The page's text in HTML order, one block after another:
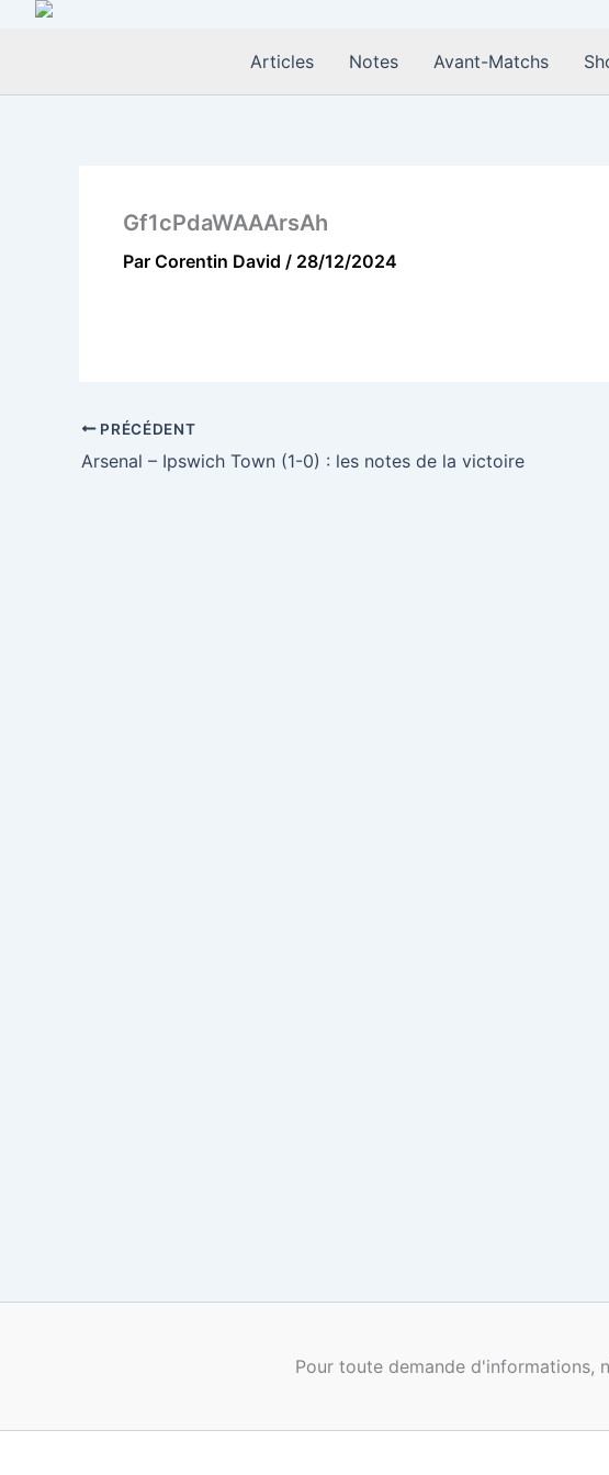
Aller
Articles Notes Avant-Matchs
Gf1cPdaWAAArsAh
Par Corentin David / 28/12/2024
PRÉCÉDENT
Arsenal – Ipswich Town (1-0) : les notes de la victoire
Pour toute demande d'informations,